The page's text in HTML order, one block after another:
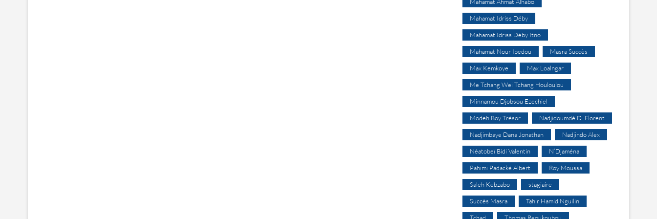
Mahamat Idriss Déby
Mahamat Idriss Déby Itno
Mahamat Nour Ibedou Masra Succès
Max Kemkoye Max Loalngar
Me Tchang Wei Tchang Houloulou
Minnamou Djobsou Ezechiel
Modeh Boy Trésor Nadjidoumdé D. Florent
Nadjimbaye Dana Jonathan Nadjindo Alex
Néatobeï Bidi Valentin N’Djaména
Pahimi Padacké Albert Roy Moussa
Saleh Kebzabo stagiaire
Succès Masra Tahir Hamid Nguilin